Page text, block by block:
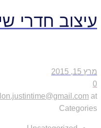
עיצוב חדרי
מרץ 15, 2015
0
at
Categories